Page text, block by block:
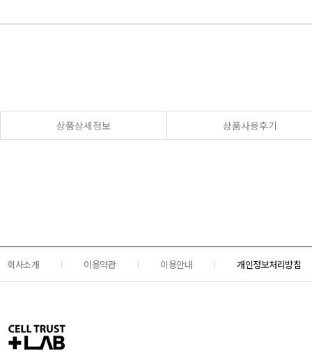
상품상세정보 상품사용후기
회사소개 이용약관 이용안내 개인정보처리방침